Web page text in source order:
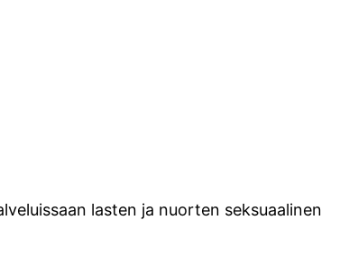
lasten ja nuorten seksuaalinen